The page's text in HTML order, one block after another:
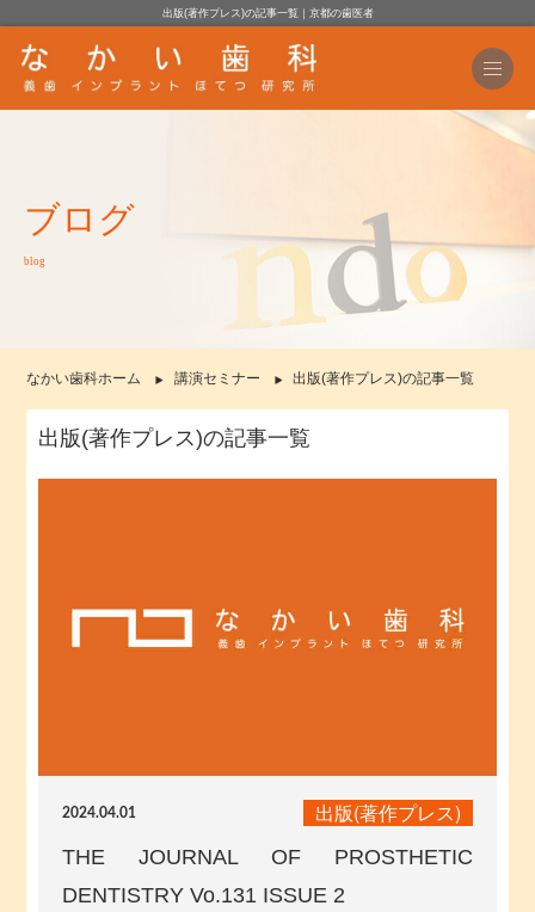
出版(著作プレス)の記事一覧｜京都の歯医者
ブログ
blog
なかい歯科ホーム 講演セミナー 出版(著作プレス)の記事一覧
出版(著作プレス)の記事一覧
2024.04.01 出版(著作プレス)
THE JOURNAL OF PROSTHETIC
DENTISTRY Vo.131 ISSUE 2